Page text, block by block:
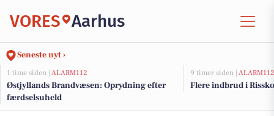
VORES Aarhus
Seneste nyt ›
1 time siden | ALARM112
Østjyllands Brandvæsen: Oprydning efter
færdselsuheld
9 timer siden | ALARM112
Flere indbrud i